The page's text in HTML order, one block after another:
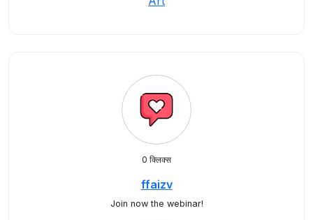
0 क्लिक्स
ffaizv
Join now the webinar!